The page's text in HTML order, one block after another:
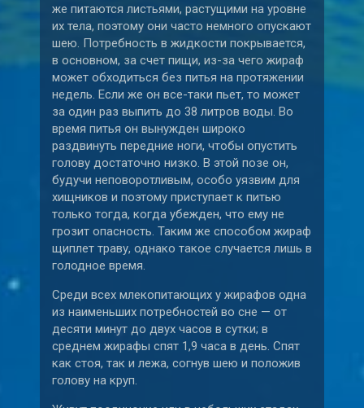
же питаются листьями, растущими на уровне
их тела, поэтому они часто немного опускают
шею. Потребность в жидкости покрывается,
в основном, за счет пищи, из-за чего жираф
может обходиться без питья на протяжении
недель. Если же он все-таки пьет, то может
за один раз выпить до 38 литров воды. Во
время питья он вынужден широко
раздвинуть передние ноги, чтобы опустить
голову достаточно низко. В этой позе он,
будучи неповоротливым, особо уязвим для
хищников и поэтому приступает к питью
только тогда, когда убежден, что ему не
грозит опасность. Таким же способом жираф
щиплет траву, однако такое случается лишь в
голодное время.
Среди всех млекопитающих у жирафов одна
из наименьших потребностей во сне — от
десяти минут до двух часов в сутки; в
среднем жирафы спят 1,9 часа в день. Спят
как стоя, так и лежа, согнув шею и положив
голову на круп.